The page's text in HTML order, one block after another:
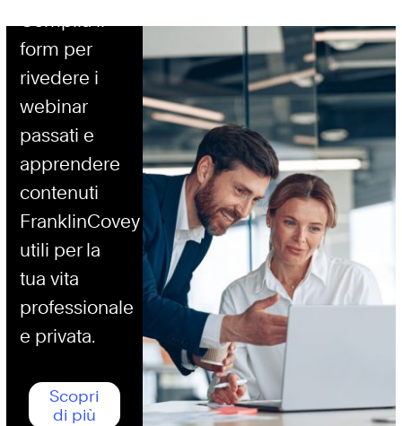
Compila il
form per
rivedere i
webinar
passati e
apprendere
contenuti
FranklinCovey
utili per la
tua vita
professionale
e privata.
Scopri
di più